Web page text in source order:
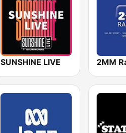
SUNSHINE LIVE